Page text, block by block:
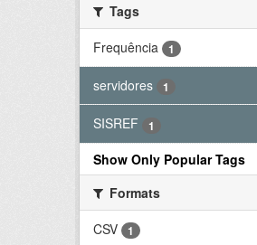
Tags
Frequência
1
servidores 1
SISREF 1
Show Only Popular Tags
Formats
CSV
1